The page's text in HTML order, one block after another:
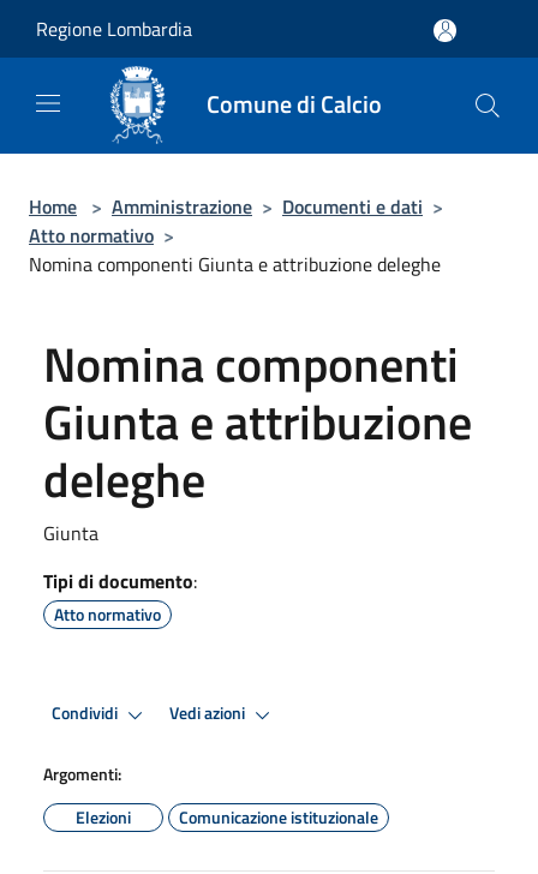
Regione Lombardia
Comune di Calcio
Home > Amministrazione > Documenti e dati >
Atto normativo >
Nomina componenti Giunta e attribuzione deleghe
Nomina componenti
Giunta e attribuzione
deleghe
Giunta
Tipi di documento:
Atto normativo
Condividi Vedi azioni
Argomenti:
Elezioni
Comunicazione istituzionale